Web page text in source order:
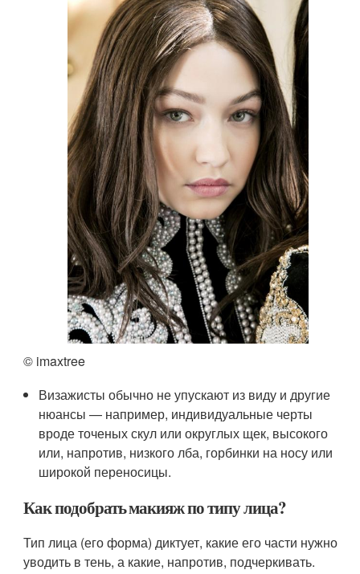
© imaxtree
Визажисты обычно не упускают из виду и другие
нюансы — например, индивидуальные черты
вроде точеных скул или округлых щек, высокого
или, напротив, низкого лба, горбинки на носу или
широкой переносицы.
Как подобрать макияж по типу лица?
Тип лица (его форма) диктует, какие его части нужно
уводить в тень, а какие, напротив, подчеркивать.